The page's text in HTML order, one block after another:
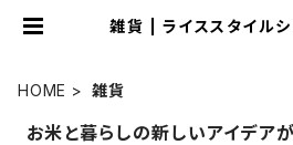
雑貨 | ライススタイルシ
HOME 雑貨
お米と暮らしの新しいアイデア